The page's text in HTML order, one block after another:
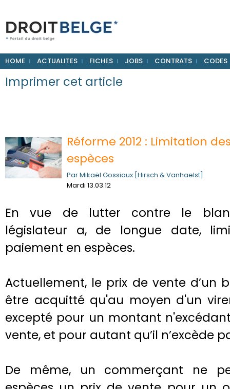
HOME ACTUALITES FICHES JOBS CONTRATS CODES
Imprimer cet article
Réforme 2012 : Limitation
espèces
Par Mikaël Gossiaux [Hirsch & Vanhaelst]
Mardi 13.03.12
En vue de lutter contre le
législateur a, de longue date,
paiement en espèces.
Actuellement, le prix de vente d’un
être acquitté qu'au moyen d'un
excepté pour un montant
vente, et pour autant qu’il n’excède
De même, un commerçant ne